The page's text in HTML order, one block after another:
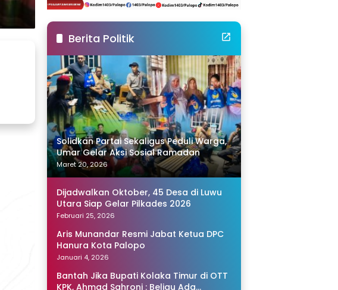
Berita Politik
Solidkan Partai Sekaligus Peduli Warga,
Umar Gelar Aksi Sosial Ramadan
Maret 20, 2026
Dijadwalkan Oktober, 45 Desa di Luwu
Utara Siap Gelar Pilkades 2026
Februari 25, 2026
Aris Munandar Resmi Jabat Ketua DPC
Hanura Kota Palopo
Januari 4, 2026
Bantah Jika Bupati Kolaka Timur di OTT
KPK, Ahmad Sahroni : Beliau Ada